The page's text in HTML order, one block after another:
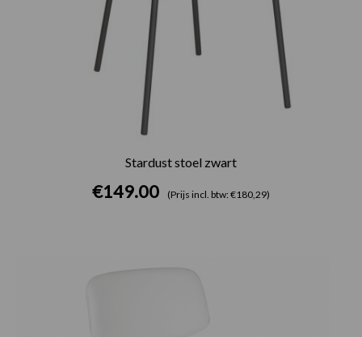
Stardust stoel zwart
€149.00 (Prijs incl. btw: €180,29)